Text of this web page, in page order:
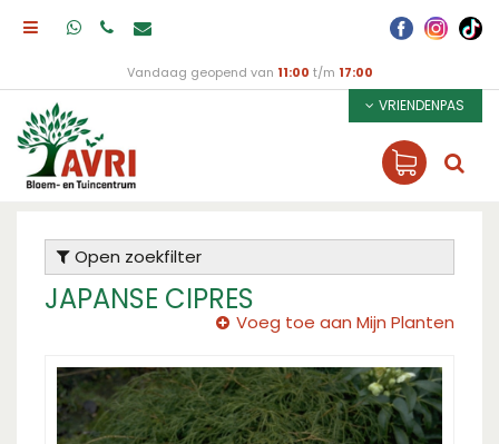
Vandaag geopend van 11:00 t/m 17:00
VRIENDENPAS
Open zoekfilter
JAPANSE CIPRES
Voeg toe aan Mijn Planten